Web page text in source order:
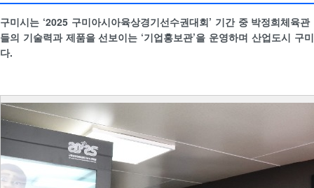
구미시는 ‘2025 구미아시아육상경기선수권대회’ 기간 중 박정희체육
들의 기술력과 제품을 선보이는 ‘기업홍보관’을 운영하며 산업도시 구
다.